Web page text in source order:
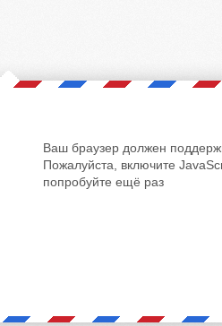
Ваш браузер должен
Пожалуйста, включите
попробуйте ещё раз